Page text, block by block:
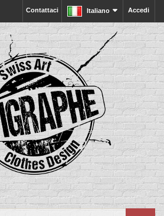
Accedi
Italiano
Contattaci